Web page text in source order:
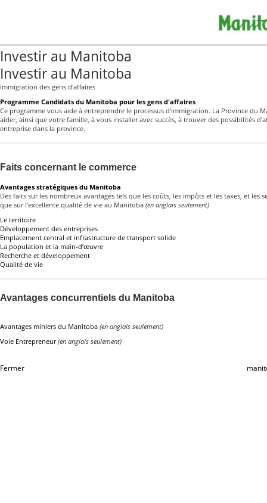
Investir au Manitoba
Investir au Manitoba
Immigration des gens d'affaires
Programme Candidats du Manitoba pour les gens d'affaires
Ce programme vous aide à entreprendre le processus d'immigration. La Province du
aider, ainsi que votre famille, à vous installer avec succès, à trouver des possibilités
entreprise dans la province.
Faits concernant le commerce
Avantages stratégiques du Manitoba
Des faits sur les nombreux avantages tels que les coûts, les impôts et les taxes, et les
que sur l'excellente qualité de vie au Manitoba (en anglais seulement)
Le territoire
Développement des entreprises
Emplacement central et infrastructure de transport solide
La population et la main-d’œuvre
Recherche et développement
Qualité de vie
Avantages concurrentiels du Manitoba
Avantages miniers du Manitoba (en anglais seulement)
Voie Entrepreneur (en anglais seulement)
Fermer